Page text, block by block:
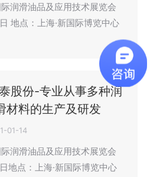
润滑油品及应用技术展览会
地点：上海·新国际博览中心
股份-专业从事多种润
材料的生产及研发
01-14
润滑油品及应用技术展览会
地点：上海·新国际博览中心